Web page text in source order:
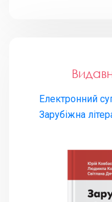
Електронний
Зарубіжна